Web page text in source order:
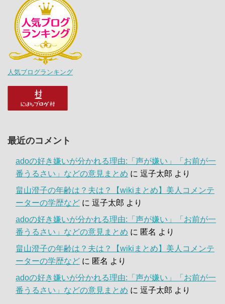
人気ブログランキング
最近のコメント
adoの好き嫌いが分かれる理由:「声が嫌い」「お前が一
番うるさい」などの意見まとめ に 逗子太郎 より
畠山澄子の年齢は？夫は？【wikiまとめ】美人コメンテ
ーターの学歴など に 逗子太郎 より
adoの好き嫌いが分かれる理由:「声が嫌い」「お前が一
番うるさい」などの意見まとめ に 匿名 より
畠山澄子の年齢は？夫は？【wikiまとめ】美人コメンテ
ーターの学歴など に 匿名 より
adoの好き嫌いが分かれる理由:「声が嫌い」「お前が一
番うるさい」などの意見まとめ に 逗子太郎 より